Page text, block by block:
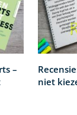
–
niet